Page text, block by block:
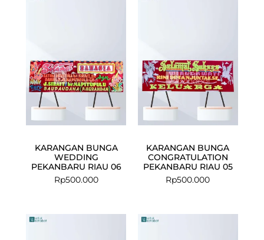
KARANGAN BUNGA
WEDDING
PEKANBARU RIAU 06
Rp500.000
KARANGAN BUNGA
CONGRATULATION
PEKANBARU RIAU 05
Rp500.000